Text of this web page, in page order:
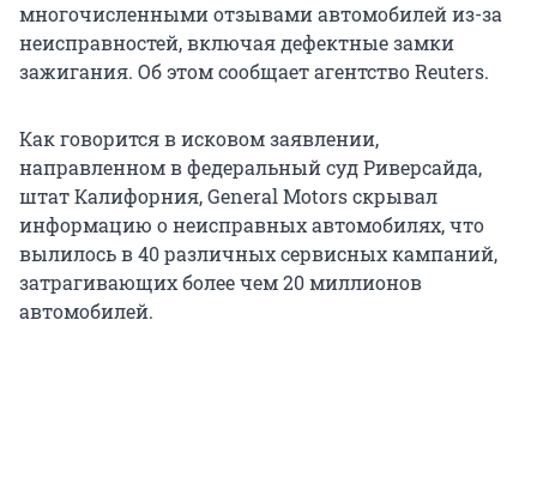
многочисленными отзывами автомобилей из-за
неисправностей, включая дефектные замки
зажигания. Об этом сообщает агентство Reuters.
Как говорится в исковом заявлении,
направленном в федеральный суд Риверсайда,
штат Калифорния, General Motors скрывал
информацию о неисправных автомобилях, что
вылилось в 40 различных сервисных кампаний,
затрагивающих более чем 20 миллионов
автомобилей.